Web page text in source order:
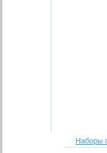
Наборы